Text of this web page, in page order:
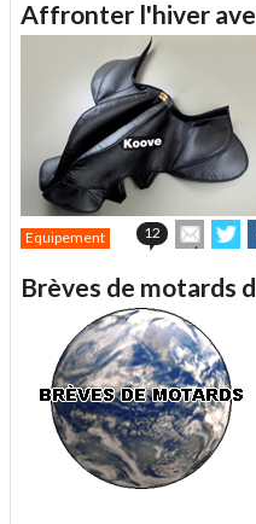
Affronter l'hiver
Equipement 12
cet
à
un
ami
sur
Brèves de motards